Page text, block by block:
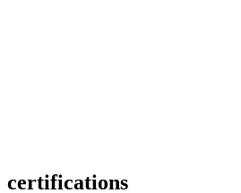
certifications